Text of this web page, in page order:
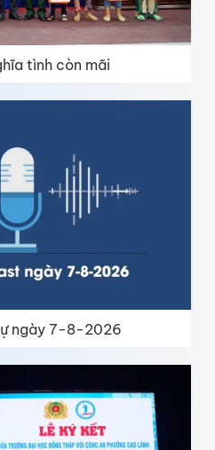
tình còn mãi
ngày 7-8-2026